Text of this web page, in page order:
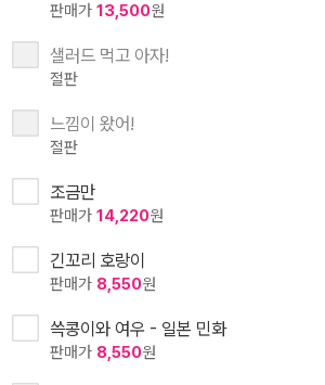
판매가 13,500원
샐러드 먹고 아자!
절판
느낌이 왔어!
절판
조금만
판매가 14,220원
긴꼬리 호랑이
판매가 8,550원
쓱콩이와 여우 - 일본 민화
판매가 8,550원